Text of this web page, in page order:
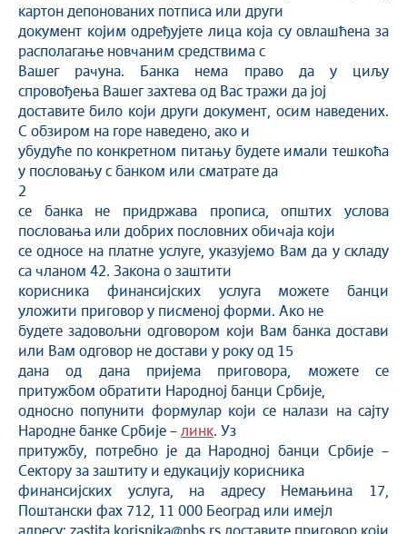
картон депонованих потписа или други
документ којим одређујете лица која су овлашћена за
располагање новчаним средствима с
Вашег рачуна. Банка нема право да у циљу
спровођења Вашег захтева од Вас тражи да јој
доставите било који други документ, осим наведених.
С обзиром на горе наведено, ако и
убудуће по конкретном питању будете имали тешкоћа
у пословању с банком или сматрате да
2
се банка не придржава прописа, општих услова
пословања или добрих пословних обичаја који
се односе на платне услуге, указујемо Вам да у складу
са чланом 42. Закона о заштити
корисника финансијских услуга можете банци
уложити приговор у писменој форми. Ако не
будете задовољни одговором који Вам банка достави
или Вам одговор не достави у року од 15
дана од дана пријема приговора, можете се
притужбом обратити Нaродној банци Србије,
односно попунити формулар који се налази на сајту
Народне банке Србије – линк. Уз
притужбу, потребно је да Народној банци Србије –
Сектору за заштиту и едукацију корисника
финансијских услуга, на адресу Немањина 17,
Поштански фах 712, 11 000 Београд или имејл